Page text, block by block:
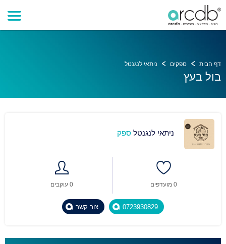
דף הבית ספקים ניתאי לנגנטל
בול בעץ
ניתאי לנגנטל ספק
0 עוקבים 0 מועדפים
צור קשר 0723930829